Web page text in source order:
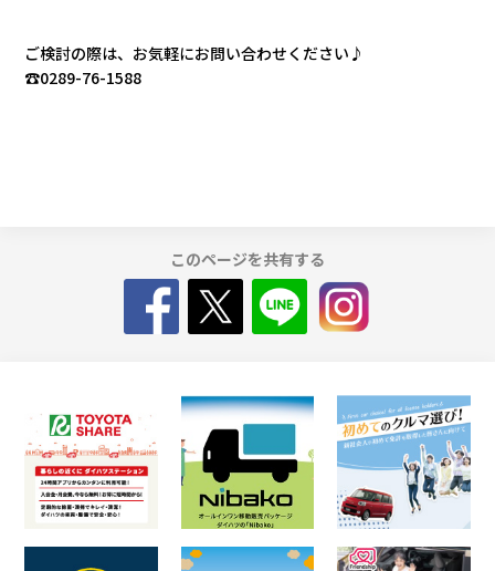
ご検討の際は、お気軽にお問い合わせください♪
☎0289-76-1588
このページを共有する